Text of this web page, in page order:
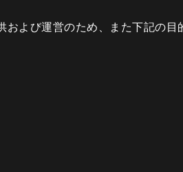
よび運営のため、また下記の目